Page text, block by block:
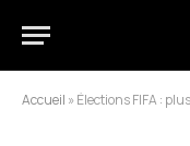
Accueil »Élections FIFA :